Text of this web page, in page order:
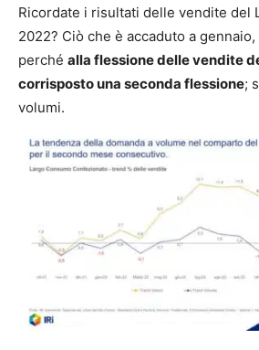
Ricordate i risultati delle vendite del
2022? Ciò che è accaduto a
perché alla flessione delle vendite
corrisposto una seconda flessione;
volumi.